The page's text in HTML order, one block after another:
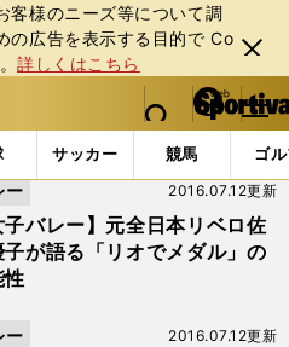
客様のニーズ等について調
の広告を表⽰する⽬的で Co
詳しくはこちら
閉じ
る
web Sportiva (webスポルティーバ)
検索
マイペ
ー
ジ
メニュ
サッカー 競馬 ゴ
新ニュース・ 情報
子バレー】元全日本リベロ佐
子が語る「リオでメダル」の
性
2016.07.12更新
ー
2016.07.12更新
ー